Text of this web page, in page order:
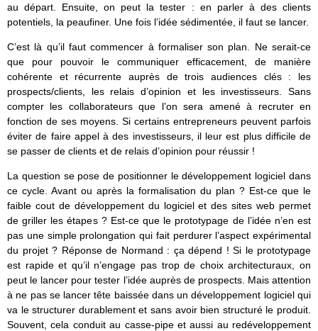
au départ. Ensuite, on peut la tester : en parler à des clients
potentiels, la peaufiner. Une fois l’idée sédimentée, il faut se lancer.
C’est là qu’il faut commencer à formaliser son plan. Ne serait-ce
que pour pouvoir le communiquer efficacement, de manière
cohérente et récurrente auprès de trois audiences clés : les
prospects/clients, les relais d’opinion et les investisseurs. Sans
compter les collaborateurs que l’on sera amené à recruter en
fonction de ses moyens. Si certains entrepreneurs peuvent parfois
éviter de faire appel à des investisseurs, il leur est plus difficile de
se passer de clients et de relais d’opinion pour réussir !
La question se pose de positionner le développement logiciel dans
ce cycle. Avant ou après la formalisation du plan ? Est-ce que le
faible cout de développement du logiciel et des sites web permet
de griller les étapes ? Est-ce que le prototypage de l’idée n’en est
pas une simple prolongation qui fait perdurer l’aspect expérimental
du projet ? Réponse de Normand : ça dépend ! Si le prototypage
est rapide et qu’il n’engage pas trop de choix architecturaux, on
peut le lancer pour tester l’idée auprès de prospects. Mais attention
à ne pas se lancer tête baissée dans un développement logiciel qui
va le structurer durablement et sans avoir bien structuré le produit.
Souvent, cela conduit au casse-pipe et aussi au redéveloppement